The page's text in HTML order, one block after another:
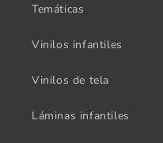
Temáticas
Vinilos infantiles
Vinilos de tela
Láminas infantiles